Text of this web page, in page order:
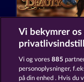
Black Beauty
Vi bekymrer
Vi og vores885
personoplysninger,
på din enhed . Hvis du